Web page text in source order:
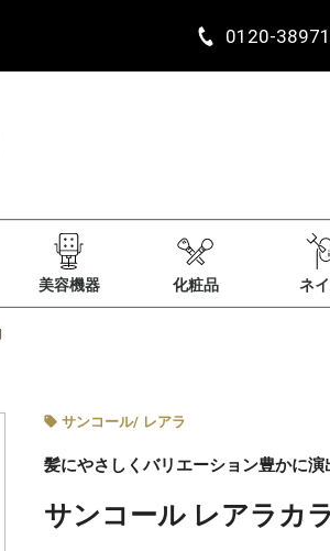
0120-
美容機器 化粧品 ネ
サンコール/ レアラ
髪にやさしくバリエーション豊かに演
サンコール レアラカ